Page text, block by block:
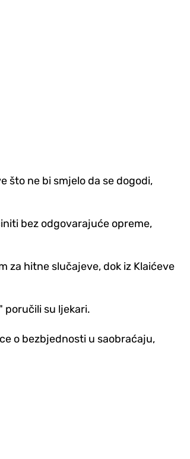
što ne bi smjelo da se dogodi,
bez odgovarajuće opreme,
za hitne slučajeve, dok iz Klaićeve
poručili su ljekari.
o bezbjednosti u saobraćaju,